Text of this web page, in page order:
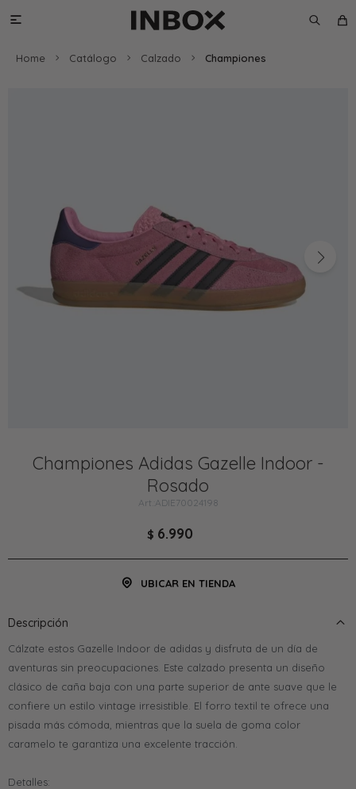

Home Catálogo Calzado Championes
Championes Adidas Gazelle Indoor -
Rosado
ADIE70024198
$ 6.990
UBICAR EN TIENDA
Descripción
Cálzate estos Gazelle Indoor de adidas y disfruta de un día de
aventuras sin preocupaciones. Este calzado presenta un diseño
clásico de caña baja con una parte superior de ante suave que le
confiere un estilo vintage irresistible. El forro textil te ofrece una
pisada más cómoda, mientras que la suela de goma color
caramelo te garantiza una excelente tracción.
Detalles: